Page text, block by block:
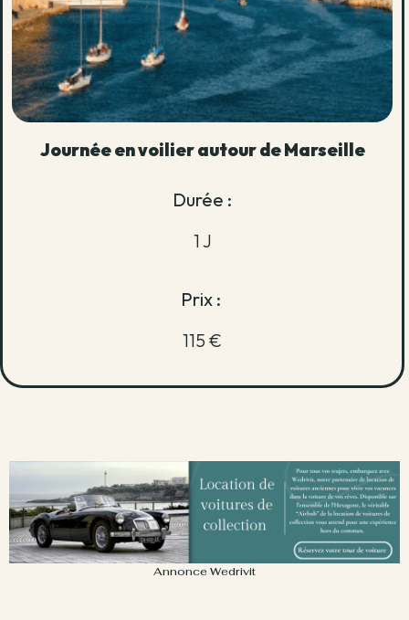
Journée en voilier autour de Marseille
Durée :
1 J
Prix :
115 €
Annonce Wedrivit